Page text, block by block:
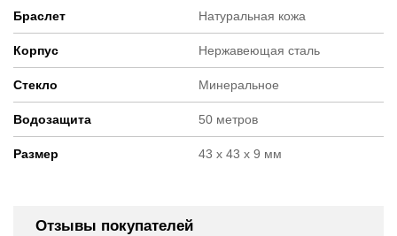
Браслет Натуральная кожа
Корпус Нержавеющая сталь
Стекло Минеральное
Водозащита 50 метров
Размер 43 х 43 х 9 мм
Отзывы покупателей